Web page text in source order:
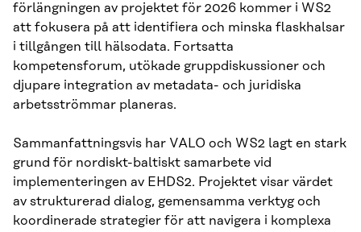
förlängningen av projektet för 2026 kommer i WS2
att fokusera på att identifiera och minska flaskhalsar
i tillgången till hälsodata. Fortsatta
kompetensforum, utökade gruppdiskussioner och
djupare integration av metadata- och juridiska
arbetsströmmar planeras.
Sammanfattningsvis har VALO och WS2 lagt en stark
grund för nordiskt-baltiskt samarbete vid
implementeringen av EHDS2. Projektet visar värdet
av strukturerad dialog, gemensamma verktyg och
koordinerade strategier för att navigera i komplexa